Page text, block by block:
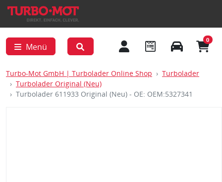
Menü
0
Turbo-Mot GmbH | Turbolader Online Shop
Turbolader
Turbolader Original (Neu)
Turbolader 611933 Original (Neu) - OE: OEM:5327341